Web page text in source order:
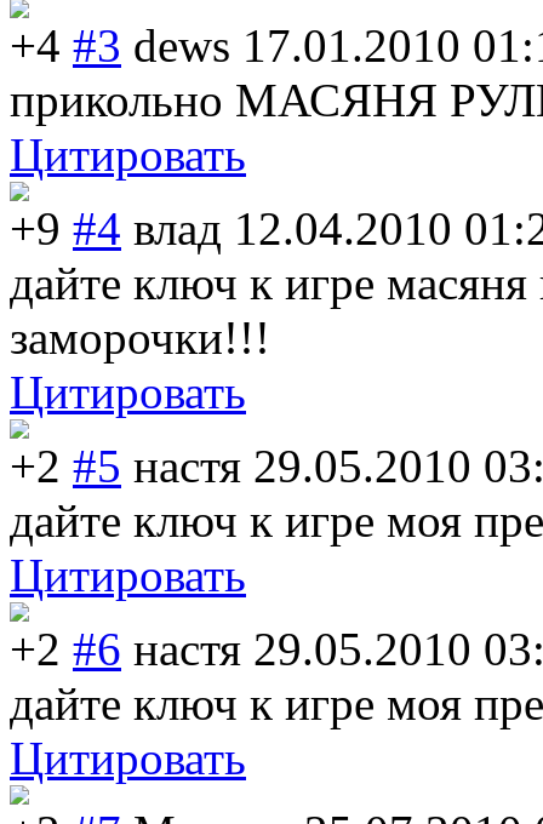
+4 #3 dews 17.01.2010
прикольно МАСЯНЯ
Цитировать
+9 #4 влад 12.04.2010
дайте ключ к игре
заморочки!!!
Цитировать
+2 #5 настя 29.05.2010
дайте ключ к игре моя
Цитировать
+2 #6 настя 29.05.2010
дайте ключ к игре моя
Цитировать